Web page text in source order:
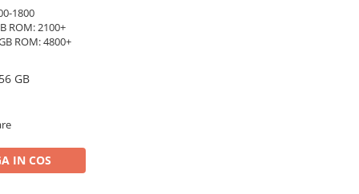
1800
ROM: 2100+
ROM: 4800+
GB
IN COS